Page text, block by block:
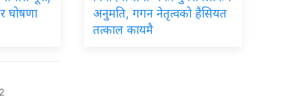
घोषणा
अनुमति, गगन नेतृत्वको हैसियत
तत्काल कायमै